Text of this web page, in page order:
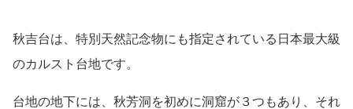
秋吉台は、特別天然記念物にも指定されている日本最大級
のカルスト台地です。
台地の地下には、秋芳洞を初めに洞窟が３つもあり、それ